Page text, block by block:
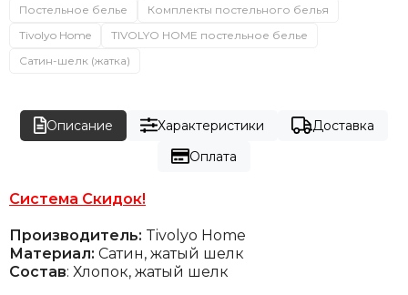
Постельное белье
Комплекты постельного белья
Tivolyo Home
TIVOLYO HOME постельное белье
Сатин-шелк (жатка)
Описание Характеристики
Доставка
Оплата
Система Скидок!
Производитель: Tivolyo Home
Материал: Сатин, жатый шелк
Состав: Хлопок, жатый шелк